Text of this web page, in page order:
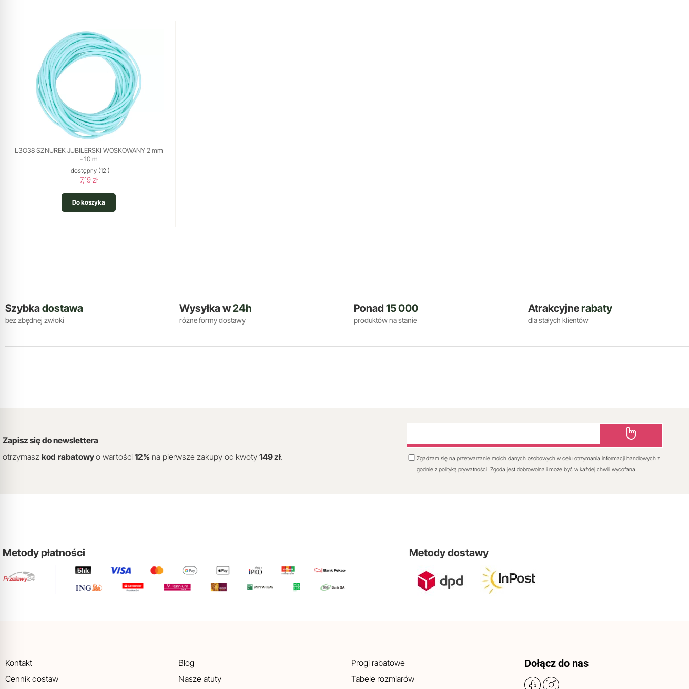
L3O38 SZNUREK JUBILERSKI WOSKOWANY 2 mm
- 10 m
dostępny(12 )
7,19 zł
Do koszyka
Szybkadostawa
bez zbędnej zwłoki
Wysyłka w24h
różne formy dostawy
Ponad 15 000
produktów na stanie
Atrakcyjnerabaty
dla stałych klientów
Zapisz się do newslettera
otrzymasz kod rabatowyo wartości 12% na pierwsze zakupy od kwoty 149 zł.
Zgadzam się na przetwarzanie moich danych osobowych w celu otrzymania informacji handlowych z
godnie z polityką prywatności. Zgoda jest dobrowolna i może być w każdej chwili wycofana.
Metody płatności Metody dostawy
Kontakt
Cennik dostaw
Blog
Nasze atuty
Progi rabatowe
Tabele rozmiarów
Dołącz do nas